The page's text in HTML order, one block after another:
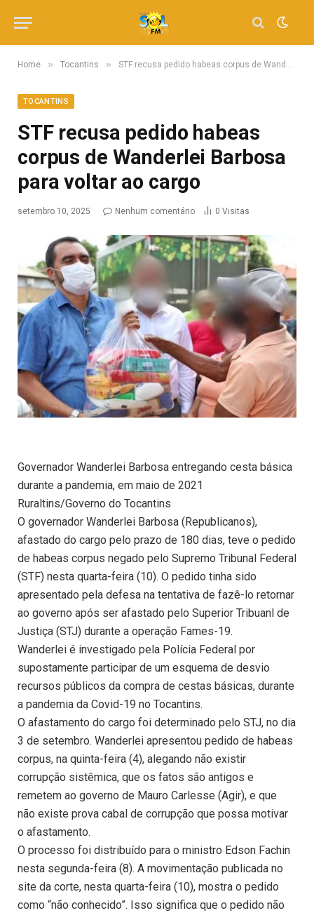
Home » Tocantins » STF recusa pedido habeas corpus de Wanderlei Barbosa para voltar ao cargo
TOCANTINS
STF recusa pedido habeas
corpus de Wanderlei Barbosa
para voltar ao cargo
setembro 10, 2025 Nenhum comentário 0 Visitas
Governador Wanderlei Barbosa entregando cesta básica
durante a pandemia, em maio de 2021
Ruraltins/Governo do Tocantins
O governador Wanderlei Barbosa (Republicanos),
afastado do cargo pelo prazo de 180 dias, teve o pedido
de habeas corpus negado pelo Supremo Tribunal Federal
(STF) nesta quarta-feira (10). O pedido tinha sido
apresentado pela defesa na tentativa de fazê-lo retornar
ao governo após ser afastado pelo Superior Tribuanl de
Justiça (STJ) durante a operação Fames-19.
Wanderlei é investigado pela Polícia Federal por
supostamente participar de um esquema de desvio
recursos públicos da compra de cestas básicas, durante
a pandemia da Covid-19 no Tocantins.
O afastamento do cargo foi determinado pelo STJ, no dia
3 de setembro. Wanderlei apresentou pedido de habeas
corpus, na quinta-feira (4), alegando não existir
corrupção sistêmica, que os fatos são antigos e
remetem ao governo de Mauro Carlesse (Agir), e que
não existe prova cabal de corrupção que possa motivar
o afastamento.
O processo foi distribuído para o ministro Edson Fachin
nesta segunda-feira (8). A movimentação publicada no
site da corte, nesta quarta-feira (10), mostra o pedido
como “não conhecido”. Isso significa que o pedido não